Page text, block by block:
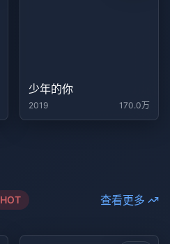
少年的你
2019 170.0万
HOT 查看更多